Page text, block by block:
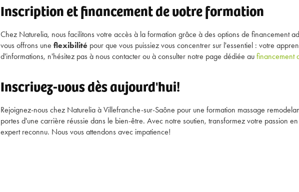
Inscription et financement de votre formation
Chez Naturelia, nous facilitons votre accès à la formation grâce à des options de financement
vous offrons une flexibilité pour que vous puissiez vous concentrer sur l'essentiel : votre
d'informations, n'hésitez pas à nous contacter ou à consulter notre page dédiée au financement
Inscrivez-vous dès aujourd'hui!
Rejoignez-nous chez Naturelia à Villefranche-sur-Saône pour une formation massage
portes d'une carrière réussie dans le bien-être. Avec notre soutien, transformez votre passion
expert reconnu. Nous vous attendons avec impatience!